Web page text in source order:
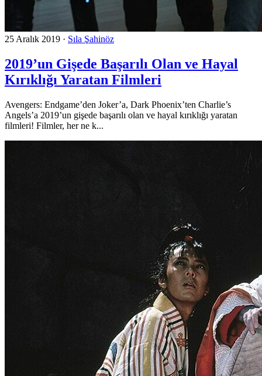
25 Aralık 2019 · Sıla Şahinöz
2019’un Gişede Başarılı Olan ve Hayal
Kırıklığı Yaratan Filmleri
Avengers: Endgame’den Joker’a, Dark Phoenix’ten Charlie’s
Angels’a 2019’un gişede başarılı olan ve hayal kırıklığı yaratan
filmleri! Filmler, her ne k...